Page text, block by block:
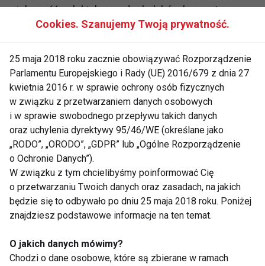
większość polskich przedszkolaków korzysta z
ekranów codziennie, często dłużej niż zalecana
przed ekranem wpływa na funkcje wykonawcze
mózgu: pamięć, koncentrację i zdolność hamowania
reakcji.
Co ważne, nawet aplikacje edukacyjne mogą
sprzyjać szybkiemu uzależnieniu, jeśli utrwalają
schemat natychmiastowej nagrody zamiast
faktycznej nauki.
Prof. Attila Szabo z Uniwersytetu ELTE w
Budapeszcie zaznacza, że nie sam smartfon jest
silnie uzależniający. W badaniach w Polsce,
Cookies. Szanujemy Twoją prywatność.
25 maja 2018 roku zacznie obowiązywać Rozporządzenie
Parlamentu Europejskiego i Rady (UE) 2016/679 z dnia 27
kwietnia 2016 r. w sprawie ochrony osób fizycznych
w związku z przetwarzaniem danych osobowych
i w sprawie swobodnego przepływu takich danych
oraz uchylenia dyrektywy 95/46/WE (określane jako
„RODO”, „ORODO”, „GDPR” lub „Ogólne Rozporządzenie
o Ochronie Danych”).
W związku z tym chcielibyśmy poinformować Cię
o przetwarzaniu Twoich danych oraz zasadach, na jakich
będzie się to odbywało po dniu 25 maja 2018 roku. Poniżej
znajdziesz podstawowe informacje na ten temat.
O jakich danych mówimy?
Chodzi o dane osobowe, które są zbierane w ramach